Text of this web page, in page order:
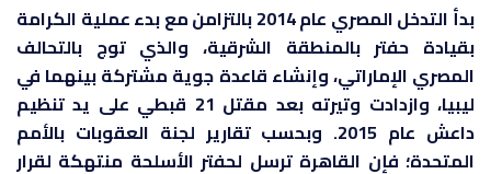
بدأ التدخل المصري عام 2014 بالتزامن مع بدء عملية الكرامة
بقيادة حفتر بالمنطقة الشرقية، والذي توج بالتحالف
المصري الإماراتي، وإنشاء قاعدة جوية مشتركة بينهما في
ليبيا، وازدادت وتيرته بعد مقتل 21 قبطي على يد تنظيم
داعش عام 2015. وبحسب تقارير لجنة العقوبات بالأمم
المتحدة؛ فإن القاهرة ترسل لحفتر الأسلحة منتهكة لقرار